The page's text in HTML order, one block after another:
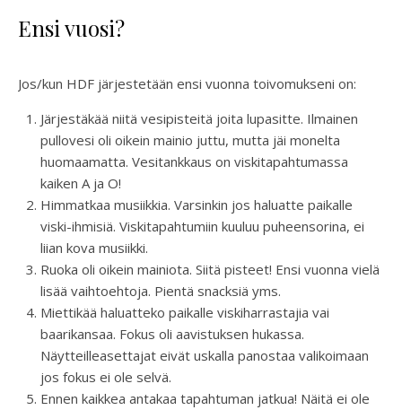
Ensi vuosi?
Jos/kun HDF järjestetään ensi vuonna toivomukseni on:
Järjestäkää niitä vesipisteitä joita lupasitte. Ilmainen
pullovesi oli oikein mainio juttu, mutta jäi monelta
huomaamatta. Vesitankkaus on viskitapahtumassa
kaiken A ja O!
Himmatkaa musiikkia. Varsinkin jos haluatte paikalle
viski-ihmisiä. Viskitapahtumiin kuuluu puheensorina, ei
liian kova musiikki.
Ruoka oli oikein mainiota. Siitä pisteet! Ensi vuonna vielä
lisää vaihtoehtoja. Pientä snacksiä yms.
Miettikää haluatteko paikalle viskiharrastajia vai
baarikansaa. Fokus oli aavistuksen hukassa.
Näytteilleasettajat eivät uskalla panostaa valikoimaan
jos fokus ei ole selvä.
Ennen kaikkea antakaa tapahtuman jatkua! Näitä ei ole